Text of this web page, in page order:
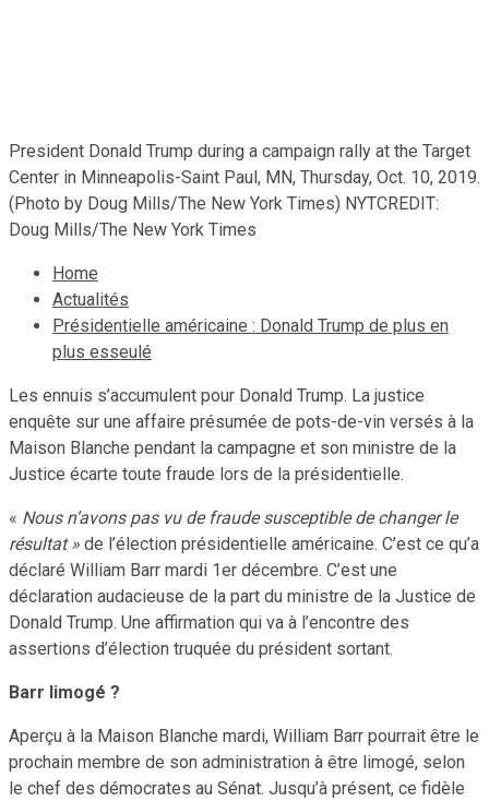
President Donald Trump during a campaign rally at the Target
Center in Minneapolis-Saint Paul, MN, Thursday, Oct. 10, 2019.
(Photo by Doug Mills/The New York Times) NYTCREDIT:
Doug Mills/The New York Times
Home
Actualités
Présidentielle américaine : Donald Trump de plus en
plus esseulé
Les ennuis s’accumulent pour Donald Trump. La justice
enquête sur une affaire présumée de pots-de-vin versés à la
Maison Blanche pendant la campagne et son ministre de la
Justice écarte toute fraude lors de la présidentielle.
« Nous n’avons pas vu de fraude susceptible de changer le
résultat » de l’élection présidentielle américaine. C’est ce qu’a
déclaré William Barr mardi 1er décembre. C’est une
déclaration audacieuse de la part du ministre de la Justice de
Donald Trump. Une affirmation qui va à l’encontre des
assertions d’élection truquée du président sortant.
Barr limogé ?
Aperçu à la Maison Blanche mardi, William Barr pourrait être le
prochain membre de son administration à être limogé, selon
le chef des démocrates au Sénat. Jusqu’à présent, ce fidèle